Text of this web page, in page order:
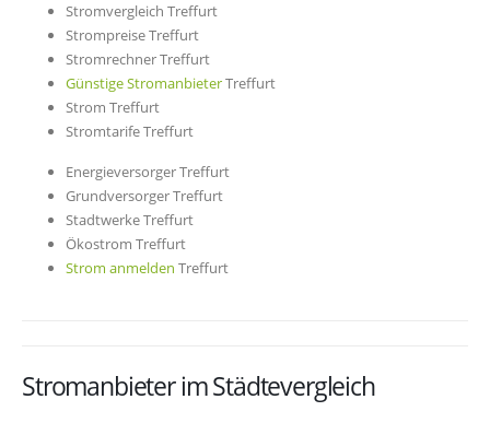
Stromvergleich Treffurt
Strompreise Treffurt
Stromrechner Treffurt
Günstige StromanbieterTreffurt
Strom Treffurt
Stromtarife Treffurt
Energieversorger Treffurt
Grundversorger Treffurt
Stadtwerke Treffurt
Ökostrom Treffurt
Strom anmelden Treffurt
Stromanbieter im Städtevergleich